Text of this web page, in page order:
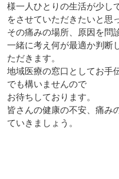
様一人ひとりの生活が少し
をさせていただきたいと思
その痛みの場所、原因を問
一緒に考え何が最適か判断
ただきます。
地域医療の窓口としてお手
でも構いませんので
お待ちしております。
皆さんの健康の不安、痛み
ていきましょう。